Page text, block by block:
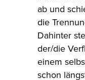
ab und
die
Dahinter
der/die
einem
schon